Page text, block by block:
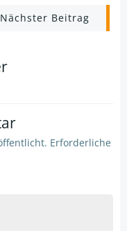
Nächster Beitrag
Erforderliche